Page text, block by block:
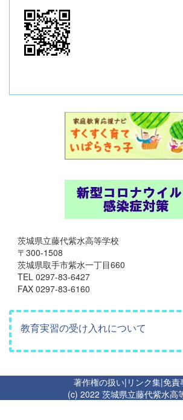
茨城県立藤代紫水高等学校
〒300-1508
茨城県取手市紫水一丁目660
TEL 0297-83-6427
FAX 0297-83-6160
教育実習の受け入れについて
著作権の扱い| リンク集|免責
(c) 2022 茨城県立藤代紫水高